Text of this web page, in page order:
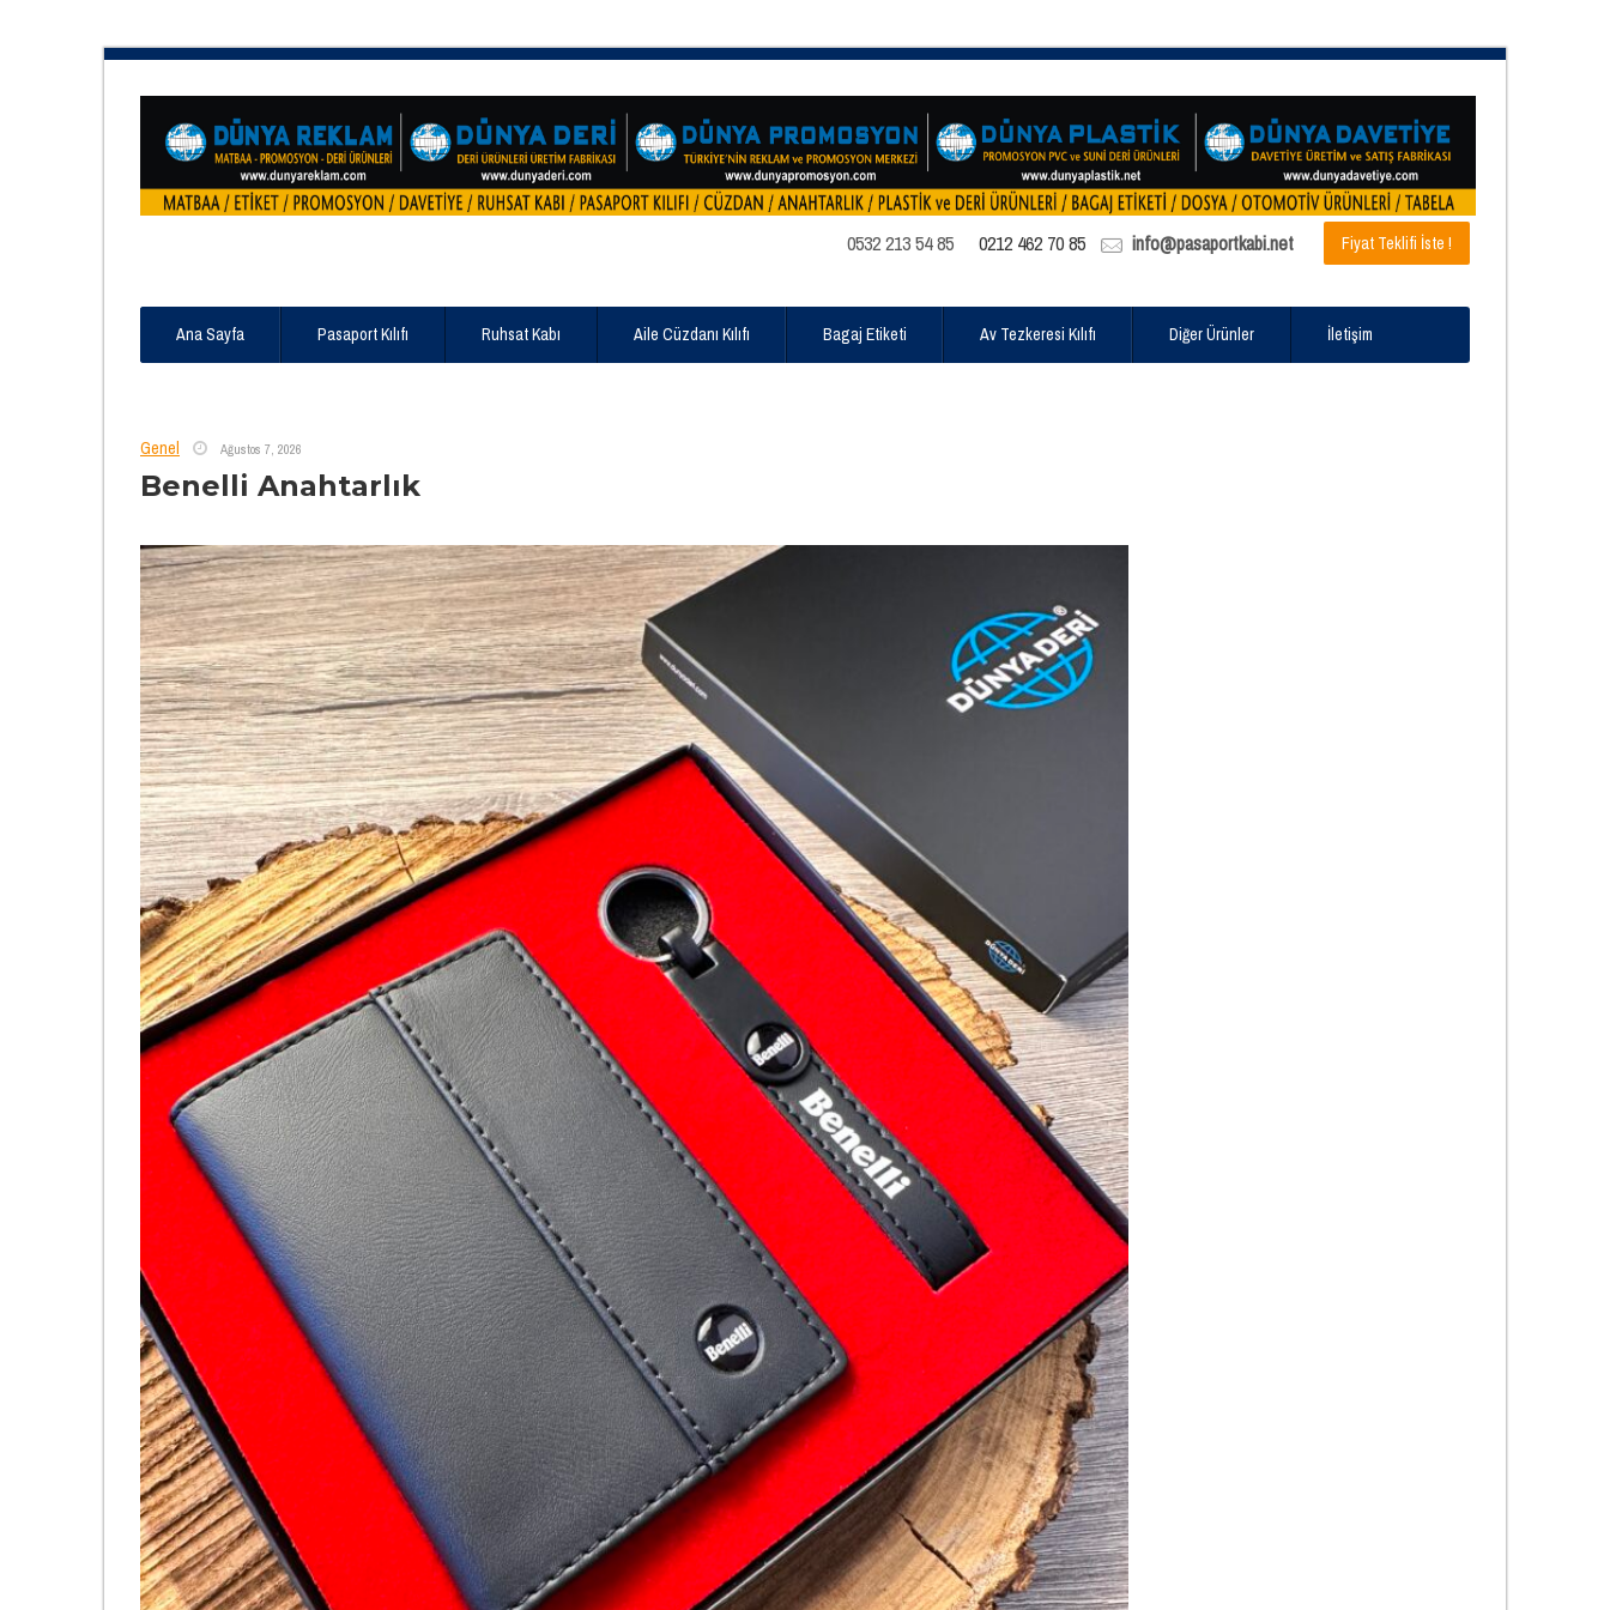
0532 213 54 85 0212 462 70 85 info@pasaportkabi.net Fiyat Teklifi İste !
Ana Sayfa Pasaport Kılıfı Ruhsat Kabı Aile Cüzdanı Kılıfı Bagaj Etiketi Av Tezkeresi Kılıfı Diğer Ürünler İletişim
Genel Ağustos 7, 2026
Benelli Anahtarlık